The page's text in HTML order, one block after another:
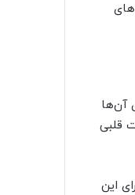
آن‌ها
قلبی
این